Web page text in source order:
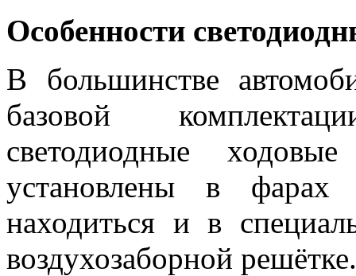
Особенности
В большинстве
базовой
светодиодные
установлены в фарах
находиться и в
воздухозаборной решётке.